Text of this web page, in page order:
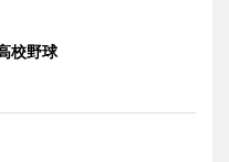
校野球